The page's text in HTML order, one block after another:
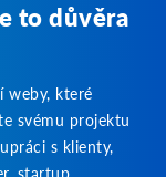
to důvěra
weby, které
svému projektu
s klienty,
startup